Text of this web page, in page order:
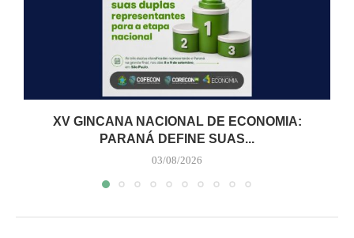
XV GINCANA NACIONAL DE ECONOMIA:
PARANÁ DEFINE SUAS...
03/08/2026